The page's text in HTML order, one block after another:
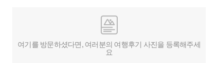
여기를 방문하셨다면, 여러분의 여행후기 사진을 등록해주세
요